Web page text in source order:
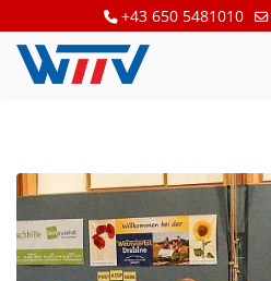
+43 650 5481010